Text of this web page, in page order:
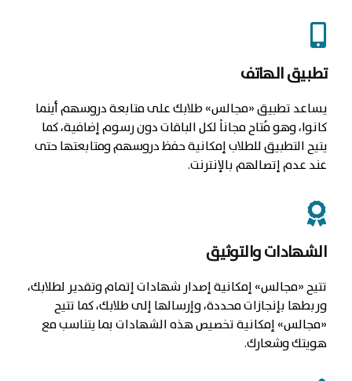
تطبيق الهاتف
يساعد تطبيق «مجالس» طلابك على متابعة دروسهم أينما
كانوا، وهو مُتاح مجاناً لكل الباقات دون رسوم إضافية، كما
يتيح التطبيق للطلاب إمكانية حفظ دروسهم ومتابعتها حتى
عند عدم إتصالهم بالإنترنت.
الشهادات والتوثيق
تتيح «مجالس» إمكانية إصدار شهادات إتمام وتقدير لطلابك،
وربطها بإنجازات محددة، وإرسالها إلى طلابك، كما تتيح
«مجالس» إمكانية تخصيص هذه الشهادات بما يتناسب مع
هويتك وشعارك.